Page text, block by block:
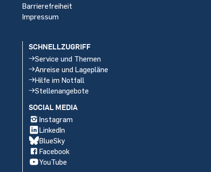
Barrierefreiheit
Impressum
SCHNELLZUGRIFF
Service und Themen
Anreise und Lagepläne
Hilfe im Notfall
Stellenangebote
SOCIAL MEDIA
Instagram
LinkedIn
BlueSky
Facebook
YouTube